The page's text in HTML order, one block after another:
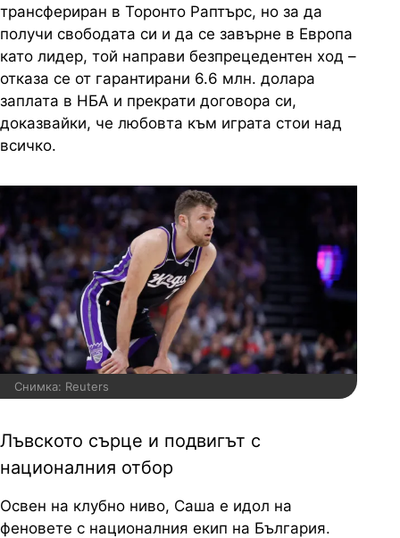
трансфериран в Торонто Раптърс, но за да
получи свободата си и да се завърне в Европа
като лидер, той направи безпрецедентен ход –
отказа се от гарантирани 6.6 млн. долара
заплата в НБА и прекрати договора си,
доказвайки, че любовта към играта стои над
всичко.
Снимка: Reuters
Лъвското сърце и подвигът с
националния отбор
Освен на клубно ниво, Саша е идол на
феновете с националния екип на България.